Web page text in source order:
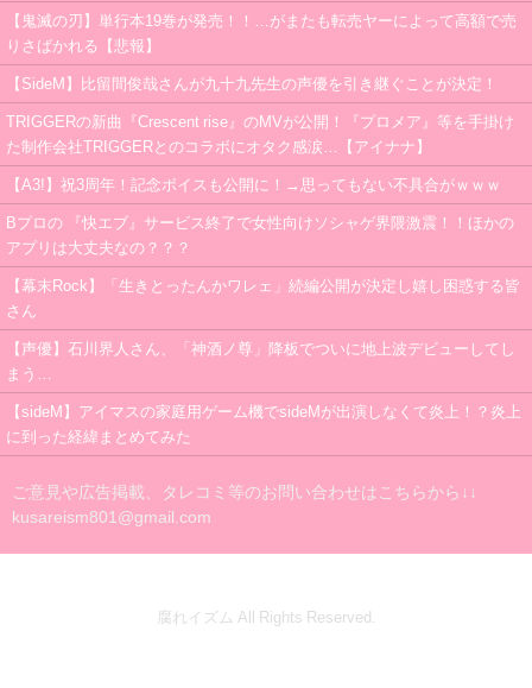
【鬼滅の刃】単行本19巻が発売！！…がまたも転売ヤーによって高額で売
りさばかれる【悲報】
【SideM】比留間俊哉さんが九十九先生の声優を引き継ぐことが決定！
TRIGGERの新曲『Crescent rise』のMVが公開！『プロメア』等を手掛け
た制作会社TRIGGERとのコラボにオタク感涙…【アイナナ】
【A3!】祝3周年！記念ボイスも公開に！→思ってもない不具合がｗｗｗ
Bプロの 『快エブ』サービス終了で女性向けソシャゲ界隈激震！！ほかの
アプリは大丈夫なの？？？
【幕末Rock】「生きとったんかワレェ」続編公開が決定し嬉し困惑する皆
さん
【声優】石川界人さん、「神酒ノ尊」降板でついに地上波デビューしてし
まう…
【sideM】アイマスの家庭用ゲーム機でsideMが出演しなくて炎上！？炎上
に到った経緯まとめてみた
ご意見や広告掲載、タレコミ等のお問い合わせはこちらから↓↓
kusareism801@gmail.com
腐れイズム All Rights Reserved.